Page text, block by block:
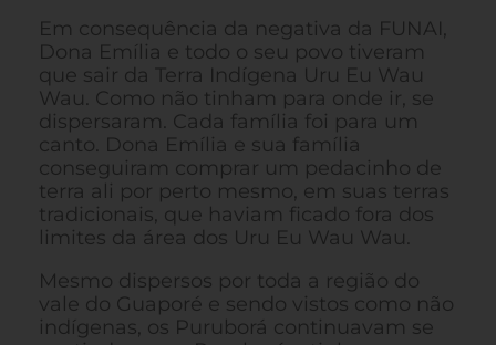
Em consequência da negativa da FUNAI,
Dona Emília e todo o seu povo tiveram
que sair da Terra Indígena Uru Eu Wau
Wau. Como não tinham para onde ir, se
dispersaram. Cada família foi para um
canto. Dona Emília e sua família
conseguiram comprar um pedacinho de
terra ali por perto mesmo, em suas terras
tradicionais, que haviam ficado fora dos
limites da área dos Uru Eu Wau Wau.
Mesmo dispersos por toda a região do
vale do Guaporé e sendo vistos como não
indígenas, os Puruborá continuavam se